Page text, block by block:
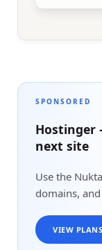
SPONSORED
next site
Use the
domains, and
VIEW PLANS